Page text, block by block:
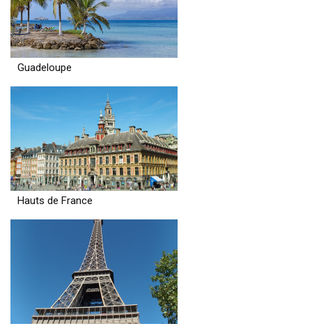
Guadeloupe
Hauts de France